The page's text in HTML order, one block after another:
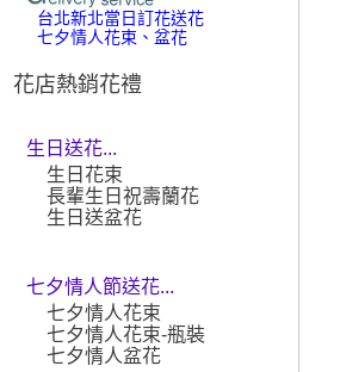
台北新北當日訂花送花
七夕情人花束、盆花
花店熱銷花禮
生日送花...
生日花束
長輩生日祝壽蘭花
生日送盆花
七夕情人節送花...
七夕情人花束
七夕情人花束-瓶裝
七夕情人盆花